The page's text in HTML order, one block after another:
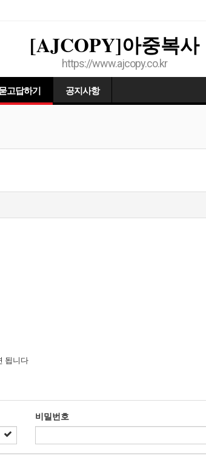
[AJCOPY]아중복사
https://www.ajcopy.co.kr
고답하기 공지사항
됩니다
비밀번호